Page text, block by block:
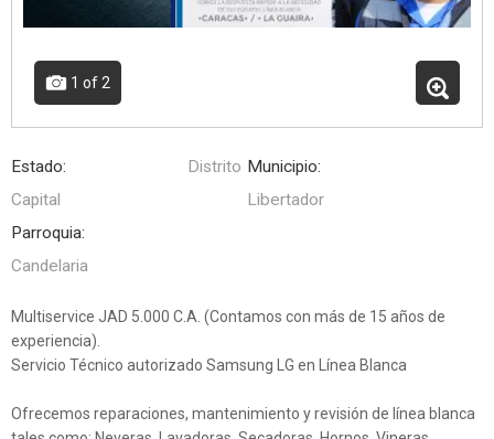
1 of 2
Estado:
Distrito
Capital
Municipio:
Libertador
Parroquia:
Candelaria
Multiservice JAD 5.000 C.A. (Contamos con más de 15 años de
experiencia).
Servicio Técnico autorizado Samsung LG en Línea Blanca
Ofrecemos reparaciones, mantenimiento y revisión de línea blanca